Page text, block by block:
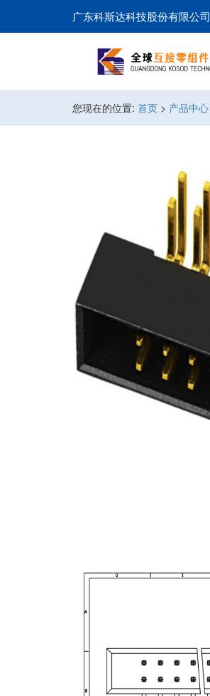
广东科斯达科技股份有限公司
您现在的位置: 首页 > 产品中心